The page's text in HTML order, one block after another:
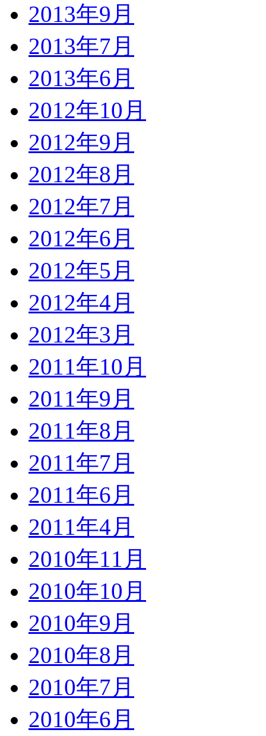
2013年9月
2013年7月
2013年6月
2012年10月
2012年9月
2012年8月
2012年7月
2012年6月
2012年5月
2012年4月
2012年3月
2011年10月
2011年9月
2011年8月
2011年7月
2011年6月
2011年4月
2010年11月
2010年10月
2010年9月
2010年8月
2010年7月
2010年6月